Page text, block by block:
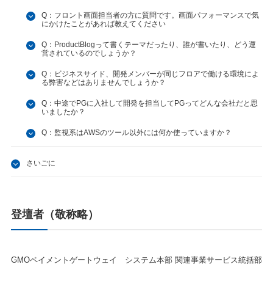
Q：フロント画面担当者の方に質問です。画面パフォーマンスで気
にかけたことがあれば教えてください
Q：ProductBlogって書くテーマだったり、誰が書いたり、どう運
営されているのでしょうか？
Q：ビジネスサイド、開発メンバーが同じフロアで働ける環境によ
る弊害などはありませんでしょうか？
Q：中途でPGに入社して開発を担当してPGってどんな会社だと思
いましたか？
Q：監視系はAWSのツール以外には何か使っていますか？
さいごに
登壇者（敬称略）
GMOペイメントゲートウェイ システム本部 関連事業サービス統括部